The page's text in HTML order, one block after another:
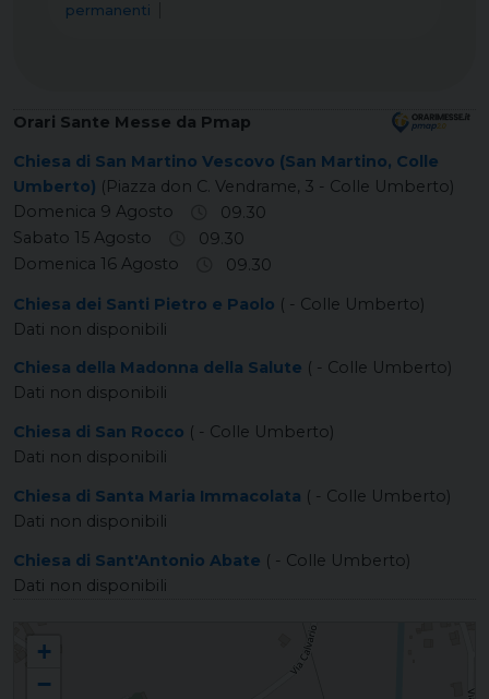
permanenti
Orari Sante Messe da Pmap
Chiesa di San Martino Vescovo (San Martino, Colle
Umberto) (Piazza don C. Vendrame, 3 - Colle Umberto)
Domenica 9 Agosto
09.30
Sabato 15 Agosto
09.30
Domenica 16 Agosto
09.30
Chiesa dei Santi Pietro e Paolo ( - Colle Umberto)
Dati non disponibili
Chiesa della Madonna della Salute ( - Colle Umberto)
Dati non disponibili
Chiesa di San Rocco ( - Colle Umberto)
Dati non disponibili
Chiesa di Santa Maria Immacolata ( - Colle Umberto)
Dati non disponibili
Chiesa di Sant'Antonio Abate ( - Colle Umberto)
Dati non disponibili
SAN MARTINO DI COLLE UMBERTO San Martino Vescovo
+
−